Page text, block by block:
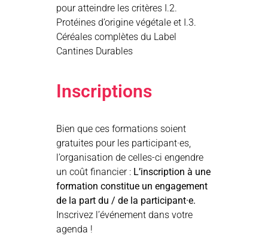
pour atteindre les critères I.2.
Protéines d’origine végétale et I.3.
Céréales complètes du Label
Cantines Durables
Inscriptions
Bien que ces formations soient
gratuites pour les participant·es,
l’organisation de celles-ci engendre
un coût financier : L’inscription à une
formation constitue un engagement
de la part du / de la participant·e.
Inscrivez l’événement dans votre
agenda !